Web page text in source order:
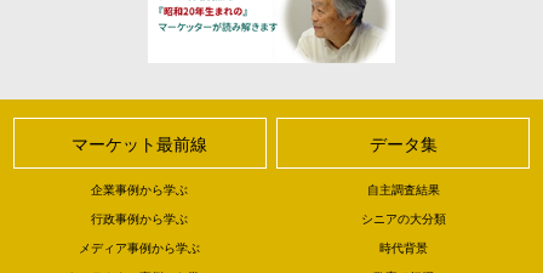
マーケット最前線
企業事例から学ぶ
行政事例から学ぶ
メディア事例から学ぶ
データ集
自主調査結果
シニアの大分類
時代背景